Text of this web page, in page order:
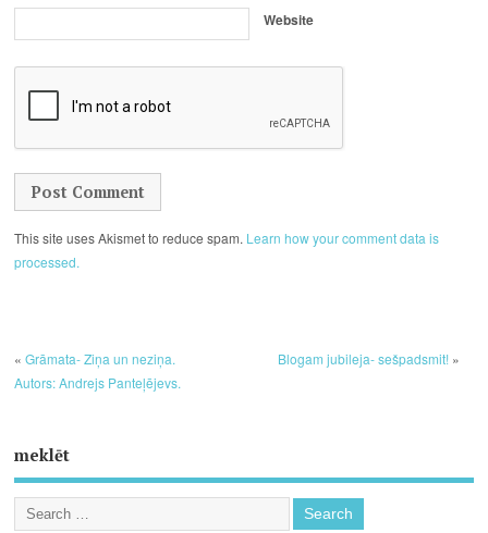
Website
This site uses Akismet to reduce spam. Learn how your comment data is
processed.
«Grāmata- Ziņa un neziņa.
Autors: Andrejs Panteļējevs.
Blogam jubileja- sešpadsmit!»
meklēt